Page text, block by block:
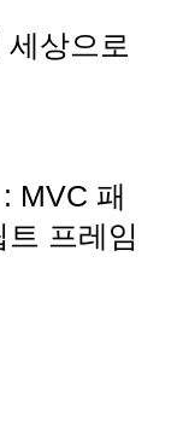
상으로
MVC 패
프레임